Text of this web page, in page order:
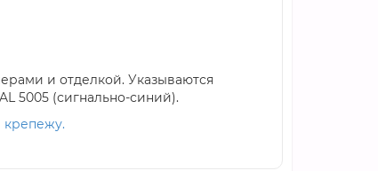
и отделкой. Указываются
5005 (сигнально-синий).
крепежу.